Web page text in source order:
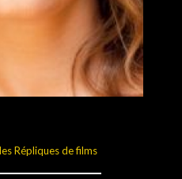
Répliques de films